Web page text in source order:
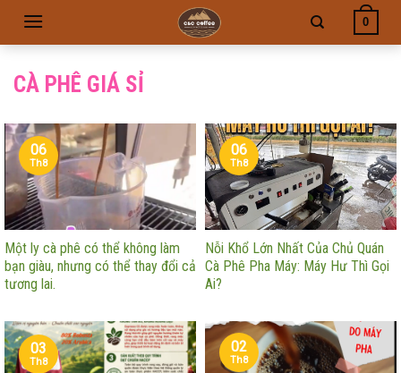
0
CÀ PHÊ GIÁ SỈ
Một ly cà phê có thể không làm
bạn giàu, nhưng có thể thay đổi cả
tương lai.
06
Th8
Nỗi Khổ Lớn Nhất Của Chủ Quán
Cà Phê Pha Máy: Máy Hư Thì Gọi
Ai?
06
Th8
03
Th8
02
Th8